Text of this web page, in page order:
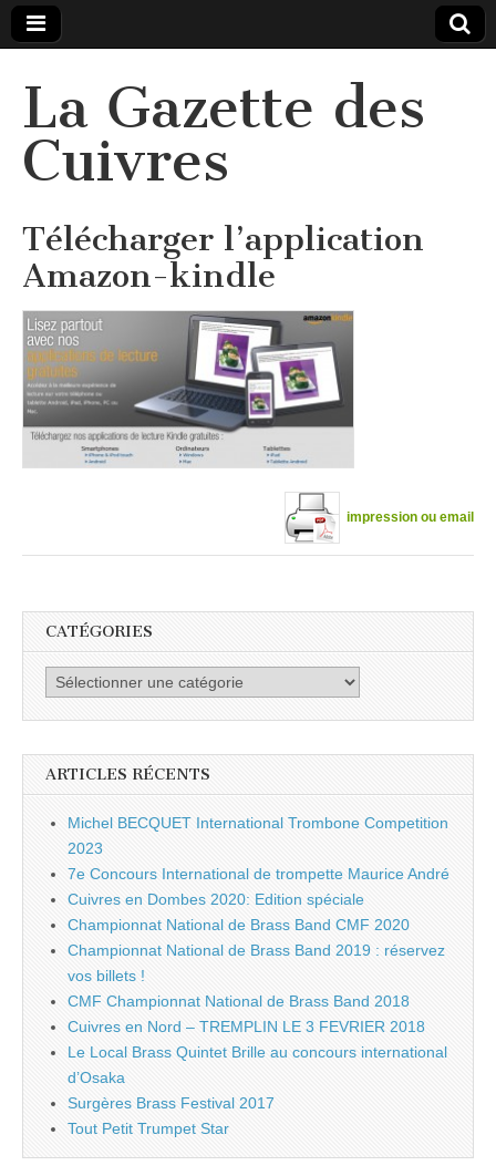
La Gazette des
Cuivres
Télécharger l’application
Amazon-kindle
impression ou email
CATÉGORIES
Catégories
ARTICLES RÉCENTS
Michel BECQUET International Trombone Competition
2023
7e Concours International de trompette Maurice André
Cuivres en Dombes 2020: Edition spéciale
Championnat National de Brass Band CMF 2020
Championnat National de Brass Band 2019 : réservez
vos billets !
CMF Championnat National de Brass Band 2018
Cuivres en Nord – TREMPLIN LE 3 FEVRIER 2018
Le Local Brass Quintet Brille au concours international
d’Osaka
Surgères Brass Festival 2017
Tout Petit Trumpet Star